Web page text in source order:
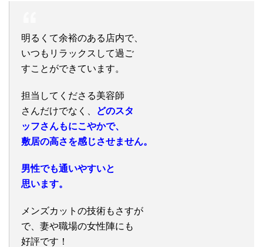
明るくて余裕のある店内で、
いつもリラックスして過ご
すことができています。
担当してくださる美容師
さんだけでなく、
どのスタ
ッフさんもにこやかで、
敷居の高さを感じさせません。
男性でも通いやすいと
思います。
メンズカットの技術もさすが
で、妻や職場の女性陣にも
好評です！